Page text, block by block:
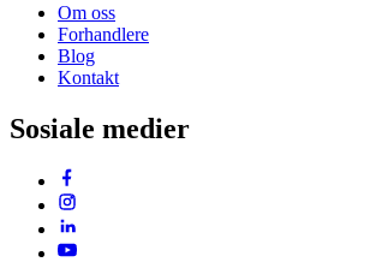
Om oss
Forhandlere
Blog
Kontakt
Sosiale medier